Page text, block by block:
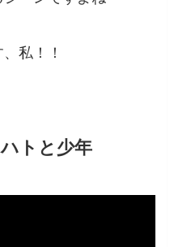
私！！
トと少年